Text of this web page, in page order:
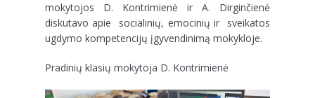
mokytojos D. Kontrimienė ir A. Dirginčienė
diskutavo apie socialinių, emocinių ir sveikatos
ugdymo kompetencijų įgyvendinimą mokykloje.
Pradinių klasių mokytoja D. Kontrimienė